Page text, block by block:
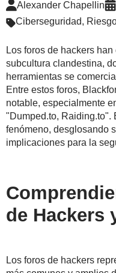
Alexander Chapellin
Ciberseguridad,
Los foros de hackers
subcultura clandestina,
herramientas se
Entre estos foros,
notable, especialmente
"Dumped.to, Raiding.to".
fenómeno, desglosando
implicaciones para la
de Hackers
Los foros de hackers